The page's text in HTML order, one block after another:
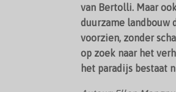
van Bertolli. Maar
duurzame landbouw
voorzien, zonder
op zoek naar het
het paradijs bestaat